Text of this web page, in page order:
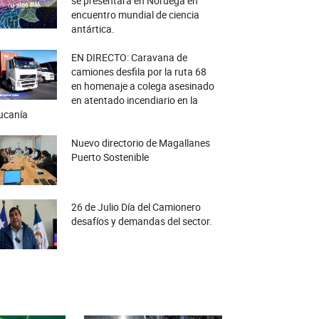
encuentro mundial de ciencia
antártica.
EN DIRECTO: Caravana de
camiones desfila por la ruta 68
en homenaje a colega asesinado
en atentado incendiario en la
Nuevo directorio de Magallanes
Puerto Sostenible
26 de Julio Día del Camionero
desafíos y demandas del sector.